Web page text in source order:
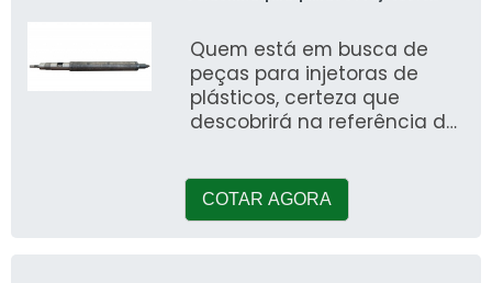
Quem está em busca de
peças para injetoras de
plásticos, certeza que
descobrirá na referência do
COTAR AGORA